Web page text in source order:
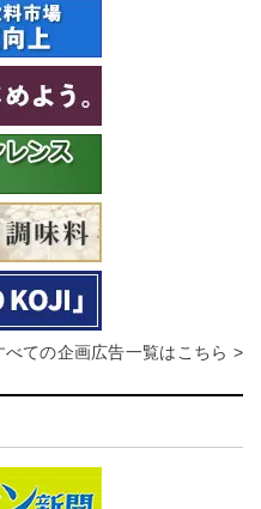
べての企画広告一覧はこちら >